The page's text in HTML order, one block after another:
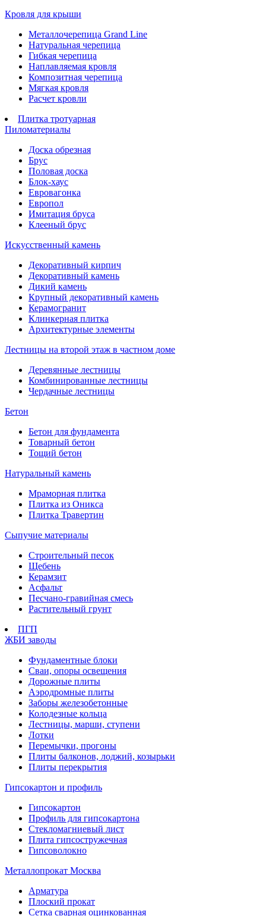
Кровля для крыши
Металлочерепица Grand Line
Натуральная черепица
Гибкая черепица
Наплавляемая кровля
Композитная черепица
Мягкая кровля
Расчет кровли
Плитка тротуарная
Пиломатериалы
Доска обрезная
Брус
Половая доска
Блок-хаус
Евровагонка
Европол
Имитация бруса
Клееный брус
Искусственный камень
Декоративный кирпич
Декоративный камень
Дикий камень
Крупный декоративный камень
Керамогранит
Клинкерная плитка
Архитектурные элементы
Лестницы на второй этаж в частном доме
Деревянные лестницы
Комбинированные лестницы
Чердачные лестницы
Бетон
Бетон для фундамента
Товарный бетон
Тощий бетон
Натуральный камень
Мраморная плитка
Плитка из Оникса
Плитка Травертин
Сыпучие материалы
Строительный песок
Щебень
Керамзит
Асфальт
Песчано-гравийная смесь
Растительный грунт
ПГП
ЖБИ заводы
Фундаментные блоки
Сваи, опоры освещения
Дорожные плиты
Аэродромные плиты
Заборы железобетонные
Колодезные кольца
Лестницы, марши, ступени
Лотки
Перемычки, прогоны
Плиты балконов, лоджий, козырьки
Плиты перекрытия
Гипсокартон и профиль
Гипсокартон
Профиль для гипсокартона
Стекломагниевый лист
Плита гипсостружечная
Гипсоволокно
Металлопрокат Москва
Арматура
Плоский прокат
Сетка сварная оцинкованная